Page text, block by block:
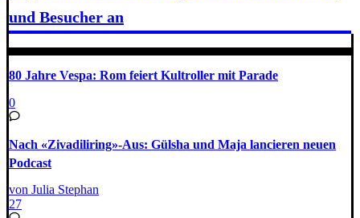
und Besucher an
80 Jahre Vespa: Rom feiert Kultroller mit Parade
0
Nach «Zivadiliring»-Aus: Gülsha und Maja lancieren neuen
Podcast
von Julia Stephan
27